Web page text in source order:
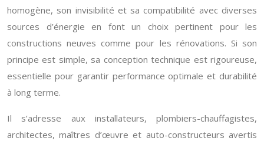
homogène, son invisibilité et sa compatibilité avec diverses
sources d’énergie en font un choix pertinent pour les
constructions neuves comme pour les rénovations. Si son
principe est simple, sa conception technique est rigoureuse,
essentielle pour garantir performance optimale et durabilité
à long terme.
Il s’adresse aux installateurs, plombiers-chauffagistes,
architectes, maîtres d’œuvre et auto-constructeurs avertis